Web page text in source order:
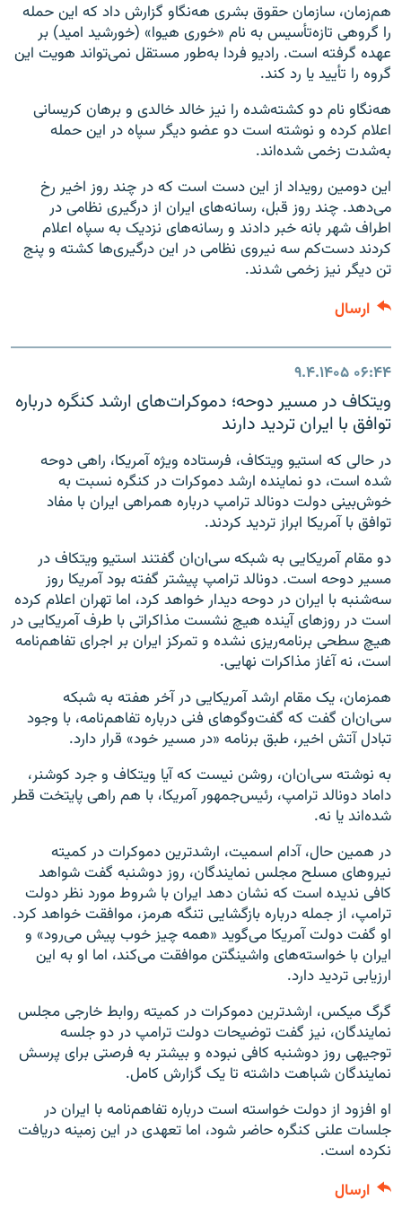
هم‌زمان، سازمان حقوق بشری هه‌نگاو گزارش داد که این حمله
را گروهی تازه‌تأسیس به نام «خوری هیوا» (خورشید امید) بر
عهده گرفته است. رادیو فردا به‌طور مستقل نمی‌تواند هویت این
گروه را تأیید یا رد کند.
هه‌نگاو نام دو کشته‌شده را نیز خالد خالدی و برهان کریسانی
اعلام کرده و نوشته است دو عضو دیگر سپاه در این حمله
به‌شدت زخمی شده‌اند.
این دومین رویداد از این دست است که در چند روز اخیر رخ
می‌دهد. چند روز قبل، رسانه‌های ایران از درگیری نظامی در
اطراف شهر بانه خبر دادند و رسانه‌های نزدیک به سپاه اعلام
کردند دست‌کم سه نیروی نظامی در این درگیری‌ها کشته و پنج
تن دیگر نیز زخمی شدند.
ارسال
۰۶:۴۴ ۹.۴.۱۴۰۵
ویتکاف در مسیر دوحه؛ دموکرات‌های ارشد کنگره درباره
توافق با ایران تردید دارند
در حالی که استیو ویتکاف، فرستاده ویژه آمریکا، راهی دوحه
شده است، دو نماینده ارشد دموکرات در کنگره نسبت به
خوش‌بینی دولت دونالد ترامپ درباره همراهی ایران با مفاد
توافق با آمریکا ابراز تردید کردند.
دو مقام آمریکایی به شبکه سی‌ان‌ان گفتند استیو ویتکاف در
مسیر دوحه است. دونالد ترامپ پیشتر گفته بود آمریکا روز
سه‌شنبه با ایران در دوحه دیدار خواهد کرد، اما تهران اعلام کرده
است در روزهای آینده هیچ نشست مذاکراتی با طرف آمریکایی در
هیچ سطحی برنامه‌ریزی نشده و تمرکز ایران بر اجرای تفاهم‌نامه
است، نه آغاز مذاکرات نهایی.
همزمان، یک مقام ارشد آمریکایی در آخر هفته به شبکه
سی‌ان‌ان گفت که گفت‌وگوهای فنی درباره تفاهم‌نامه، با وجود
تبادل آتش اخیر، طبق برنامه «در مسیر خود» قرار دارد.
به نوشته سی‌ان‌ان، روشن نیست که آیا ویتکاف و جرد کوشنر،
داماد دونالد ترامپ، رئیس‌جمهور آمریکا، با هم راهی پایتخت قطر
شده‌اند یا نه.
در همین حال، آدام اسمیت، ارشدترین دموکرات در کمیته
نیروهای مسلح مجلس نمایندگان، روز دوشنبه گفت شواهد
کافی ندیده است که نشان دهد ایران با شروط مورد نظر دولت
ترامپ، از جمله درباره بازگشایی تنگه هرمز، موافقت خواهد کرد.
او گفت دولت آمریکا می‌گوید «همه چیز خوب پیش می‌رود» و
ایران با خواسته‌های واشینگتن موافقت می‌کند، اما او به این
ارزیابی تردید دارد.
گرگ میکس، ارشدترین دموکرات در کمیته روابط خارجی مجلس
نمایندگان، نیز گفت توضیحات دولت ترامپ در دو جلسه
توجیهی روز دوشنبه کافی نبوده و بیشتر به فرصتی برای پرسش
نمایندگان شباهت داشته تا یک گزارش کامل.
او افزود از دولت خواسته است درباره تفاهم‌نامه با ایران در
جلسات علنی کنگره حاضر شود، اما تعهدی در این زمینه دریافت
نکرده است.
ارسال